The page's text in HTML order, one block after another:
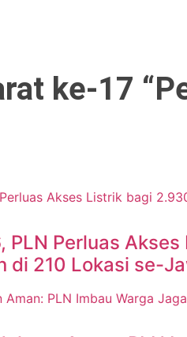
ke-17
PLN Perluas
di 210 Lokasi se-